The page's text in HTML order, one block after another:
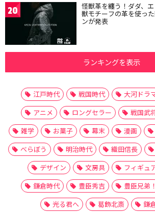
20 怪獣革を纏う！ダダ、
獣モチーフの革を使っ
ンが発表
ランキングを表示
江戸時代 戦国時代 大河ドラ
アニメ
ロングセラー 戦国武
雑学
お菓子 幕末 漫画
べらぼう
明治時代 織田信長
デザイン
文房具 フィギュ
鎌倉時代
豊臣秀吉 豊臣兄弟！
光る君へ
葛飾北斎 鎌